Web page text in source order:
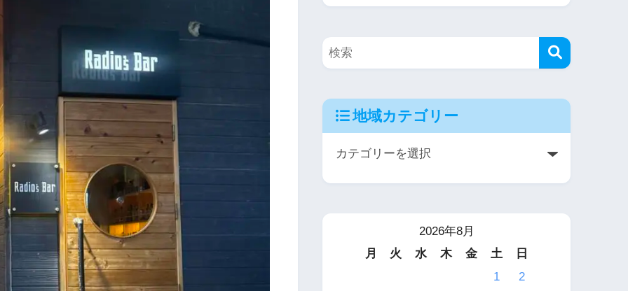
地域カテゴリー
2026年8月
月
火 水 木 金 土
日
1
2